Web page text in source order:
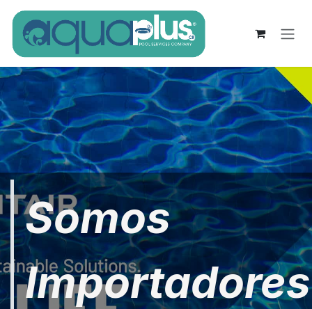
Ir al contenido
Somos
Importadores